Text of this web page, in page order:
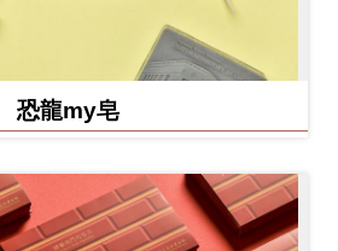
恐龍my皂